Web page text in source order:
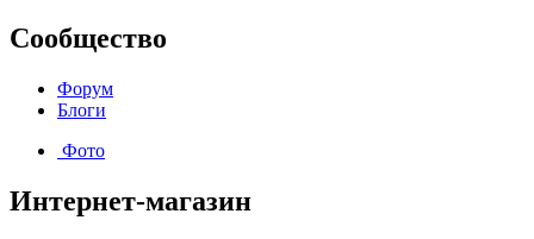
Сообщество
Форум
Блоги
Фото
Интернет-магазин